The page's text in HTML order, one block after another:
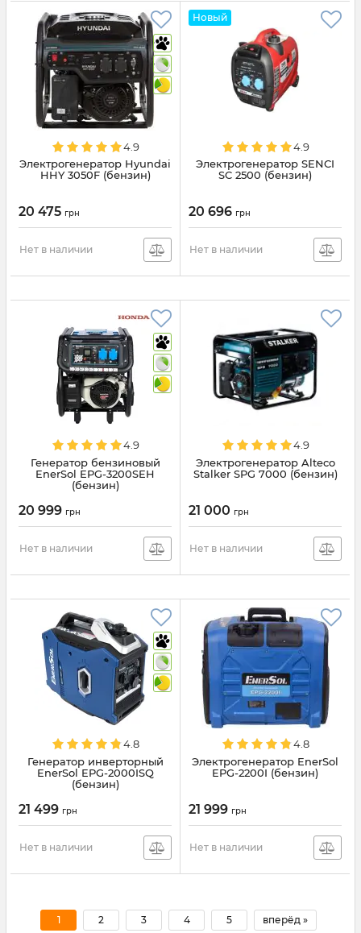
4.9
Электрогенератор Hyundai
HHY 3050F (бензин)
20 475 грн
Нет в наличии
Новый
4.9
Электрогенератор SENCI
SC 2500 (бензин)
20 696 грн
Нет в наличии
4.9
Генератор бензиновый
EnerSol EPG-3200SEH
(бензин)
20 999 грн
Нет в наличии
4.9
Электрогенератор Alteco
Stalker SPG 7000 (бензин)
21 000 грн
Нет в наличии
4.8
Генератор инверторный
EnerSol EPG-2000ISQ
(бензин)
21 499 грн
Нет в наличии
4.8
Электрогенератор EnerSol
EPG-2200I (бензин)
21 999 грн
Нет в наличии
1 2 3 4 5 вперёд »